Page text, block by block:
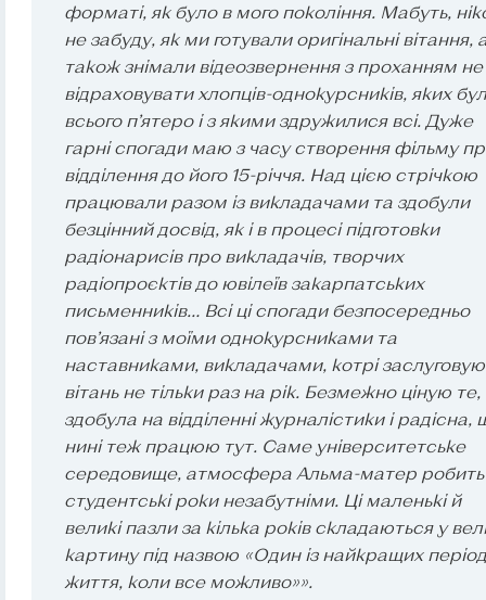
форматі, як було в мого покоління. Мабуть,
не забуду, як ми готували оригінальні вітання,
також знімали відеозвернення з проханням не
відраховувати хлопців-однокурсників, яких
всього п’ятеро і з якими здружилися всі. Дуже
гарні спогади маю з часу створення фільму
відділення до його 15-річчя. Над цією стрічкою
працювали разом із викладачами та здобули
безцінний досвід, як і в процесі підготовки
радіонарисів про викладачів, творчих
радіопроєктів до ювілеїв закарпатських
письменників… Всі ці спогади безпосередньо
пов’язані з моїми однокурсниками та
наставниками, викладачами, котрі
вітань не тільки раз на рік. Безмежно ціную
здобула на відділенні журналістики і радісна,
нині теж працюю тут. Саме університетське
середовище, атмосфера Альма-матер робить
студентські роки незабутніми. Ці маленькі й
великі пазли за кілька років складаються у
картину під назвою «Один із найкращих
життя, коли все можливо»».